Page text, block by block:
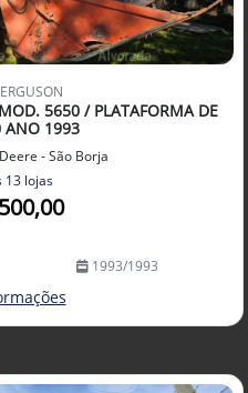
5650 / PLATAFORMA DE
ANO 1993
- São Borja
13 lojas
1993/1993